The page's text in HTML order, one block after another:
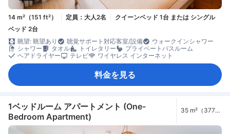
14 m²（151 ft²） 定員：大人2名
クイーンベッド 1台 または シングル
ベッド 2台
眺望: 眺望あり
聴覚サポート対応客室/設備
ウォークインシャワー
シャワー
タオル トイレタリー
プライベートバスルーム
ヘアドライヤー
テレビ ワイヤレス インターネット
料金を見る
1ベッドルーム アパートメント (One-
Bedroom Apartment)
35 m²（377